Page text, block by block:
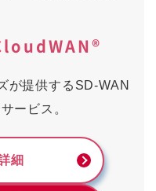
が提供するSD-WAN
ービス。
細